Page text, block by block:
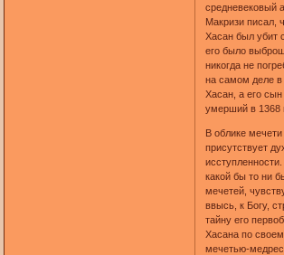
средневековый
Макризи писал,
Хасан был убит
его было
никогда не
на самом деле в
Хасан, а его
умерший в 1368
В облике
присутствует
какой бы то ни
мечетей,
ввысь, к Богу,
тайну его
Хасана по
мечетью-